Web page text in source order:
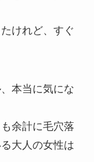
けれど、すぐ
本当に気にな
余計に毛穴落
大人の女性は